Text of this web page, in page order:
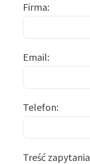
Firma
Email
Telefon
Treść zapytania